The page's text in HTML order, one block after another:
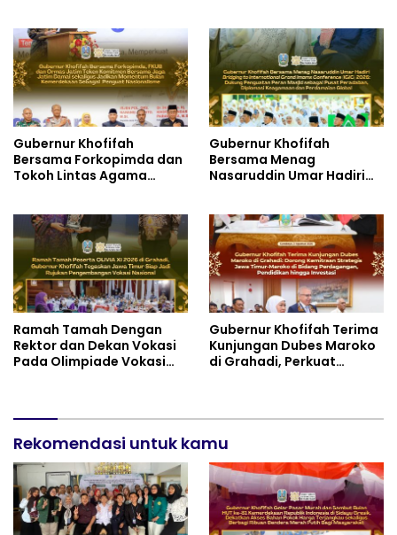
Cimahi
Bendera Merah Putih Bagi
Masyarakat
Gubernur Khofifah
Bersama Forkopimda dan
Tokoh Lintas Agama
serta Semangat
Kebangsaan
Gubernur Khofifah
Bersama Menag
Nasaruddin Umar Hadiri
Imams Conference_ (IGIC)
2026: Dukung Penguatan
Peran Masjid sebagai
Pusat Peradaban,
Diplomasi Keagamaan
dan Perdamaian Global
Ramah Tamah Dengan
Rektor dan Dekan Vokasi
Pada Olimpiade Vokasi
Timur Siap Jadi Pusat
Pengembangan Vokasi
Gubernur Khofifah Terima
Kunjungan Dubes Maroko
di Grahadi, Perkuat
Rekomendasi untuk kamu